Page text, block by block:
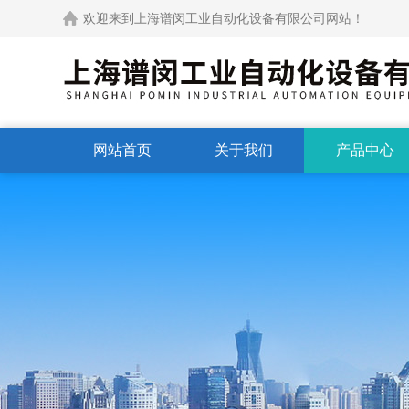
欢迎来到上海谱闵工业自动化设备有限公司网站！
网站首页 关于我们 产品中心